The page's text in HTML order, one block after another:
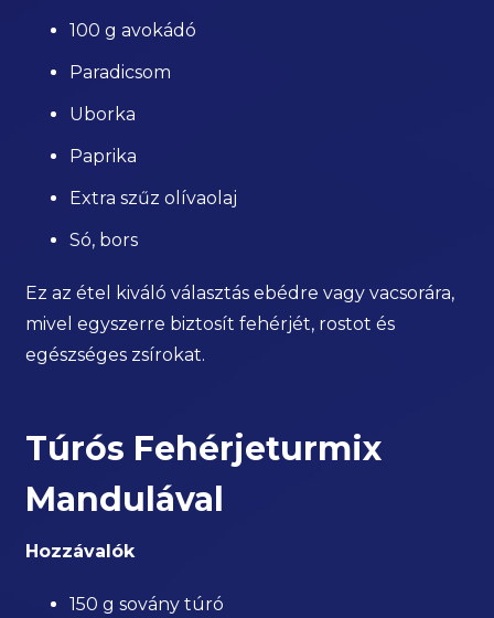
100 g avokádó
Paradicsom
Uborka
Paprika
Extra szűz olívaolaj
Só, bors
Ez az étel kiváló választás ebédre vagy vacsorára,
mivel egyszerre biztosít fehérjét, rostot és
egészséges zsírokat.
Túrós Fehérjeturmix
Mandulával
Hozzávalók
150 g sovány túró